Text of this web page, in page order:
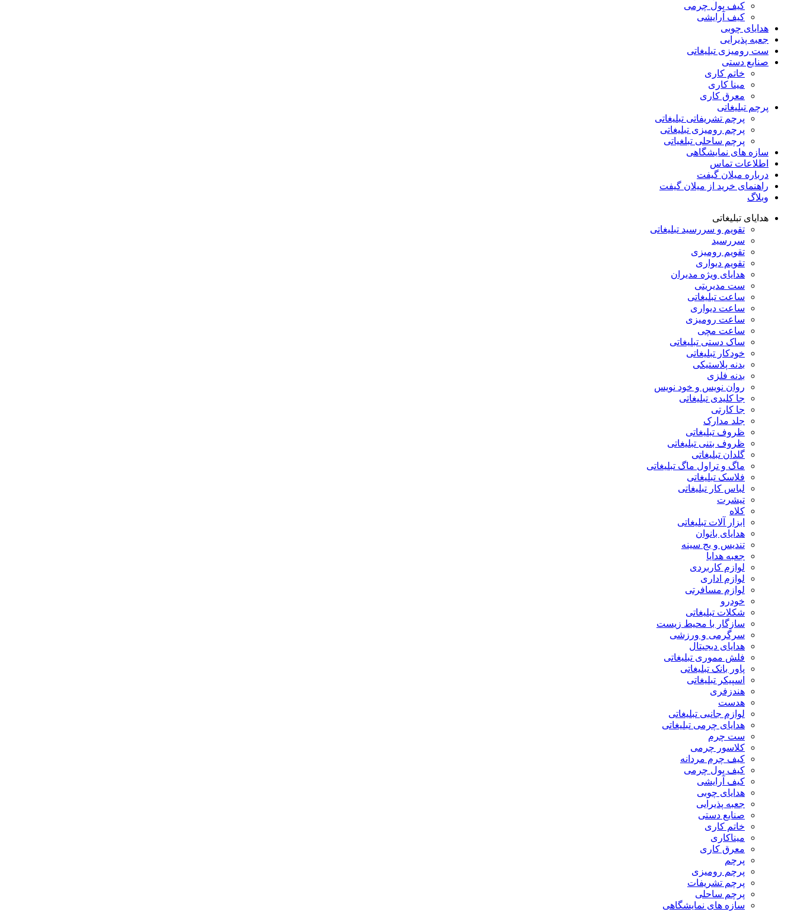
کیف پول چرمی
کیف آرایشی
هدایای چوبی
جعبه پذیرایی
ست رومیزی تبلیغاتی
صنایع دستی
خاتم کاری
مینا کاری
معرق کاری
پرچم تبلیغاتی
پرچم تشریفاتی تبلیغاتی
پرچم رومیزی تبلیغاتی
پرچم ساحلی تبلغیاتی
سازه های نمایشگاهی
اطلاعات تماس
درباره میلان گیفت
راهنمای خرید از میلان گیفت
وبلاگ
هدایای تبلیغاتی
تقویم و سررسید تبلیغاتی
سررسید
تقویم رومیزی
تقویم دیواری
هدایای ویژه مدیران
ست مدیریتی
ساعت تبلیغاتی
ساعت دیواری
ساعت رومیزی
ساعت مچی
ساک دستی تبلیغاتی
خودکار تبلیغاتی
بدنه پلاستیکی
بدنه فلزی
روان نویس و خود نویس
جا کلیدی تبلیغاتی
جا کارتی
جلد مدارک
ظروف تبلیغاتی
ظروف بتنی تبلیغاتی
گلدان تبلیغاتی
ماگ و تراول ماگ تبلیغاتی
فلاسک تبلیغاتی
لباس کار تبلیغاتی
تیشرت
کلاه
ابزار آلات تبلیغاتی
هدایای بانوان
تندیس و بج سینه
جعبه هدایا
لوازم کاربردی
لوازم اداری
لوازم مسافرتی
خودرو
شکلات تبلیغاتی
سازگار با محیط زیست
سرگرمی و ورزشی
هدایای دیجیتال
فلش مموری تبلیغاتی
پاور بانک تبلیغاتی
اسپیکر تبلیغاتی
هندزفری
هدست
لوازم جانبی تبلیغاتی
هدایای چرمی تبلیغاتی
ست چرم
کلاسور چرمی
کیف چرم مردانه
کیف پول چرمی
کیف آرایشی
هدایای چوبی
جعبه پذیرایی
صنایع دستی
خاتم کاری
میناکاری
معرق کاری
پرچم
پرچم رومیزی
پرچم تشریفات
پرچم ساحلی
سازه های نمایشگاهی